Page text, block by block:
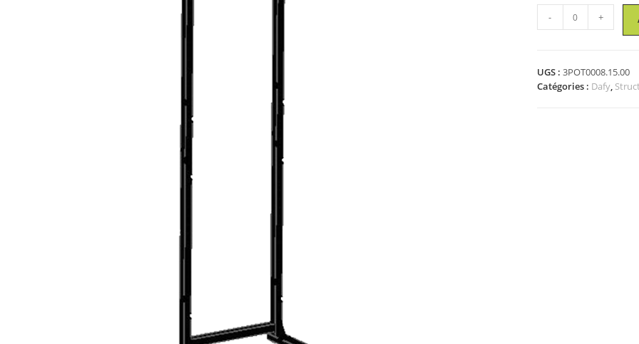
quantité
de
de
68
- +
UGS : 3POT0008.15.00
Catégories : Dafy,